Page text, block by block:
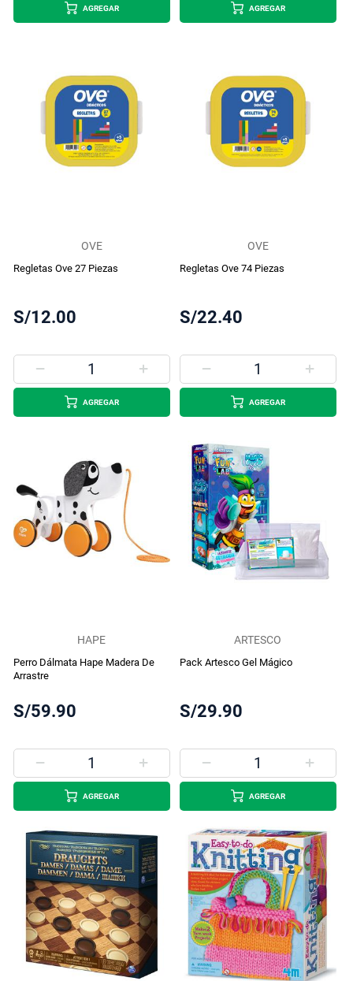
AGREGAR AGREGAR
OVE
Regletas Ove 27 Piezas
S/12.00
AGREGAR
OVE
Regletas Ove 74 Piezas
S/22.40
AGREGAR
HAPE
Perro Dálmata Hape Madera De
Arrastre
S/59.90
AGREGAR
ARTESCO
Pack Artesco Gel Mágico
S/29.90
AGREGAR